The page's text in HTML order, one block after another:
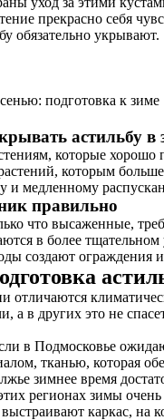
прекрасно себя
обязательно укрывают.
подготовка к зиме
астильбу в
которые
которым
и медленному
правильно
что высаженные,
в более
создают
отличаются
а в других это не
в Подмосковье
тканью, которая
зимнее время
регионах зимы очень
выстраивают каркас,